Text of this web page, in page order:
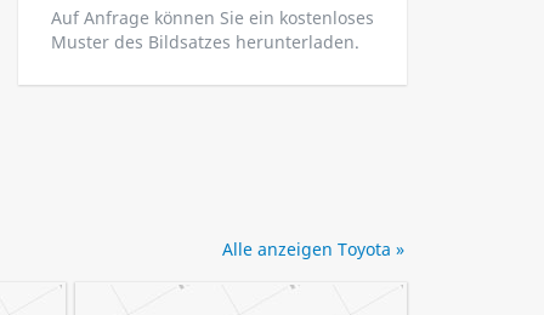
Auf Anfrage können Sie ein kostenloses
Muster des Bildsatzes herunterladen.
Alle anzeigen Toyota »